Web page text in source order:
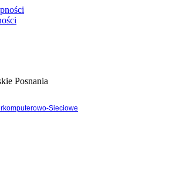
Posnania
Sieciowe